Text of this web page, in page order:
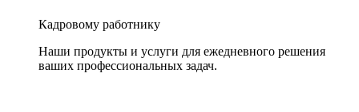
Кадровому работнику
Наши продукты и услуги для ежедневного решения
ваших профессиональных задач.